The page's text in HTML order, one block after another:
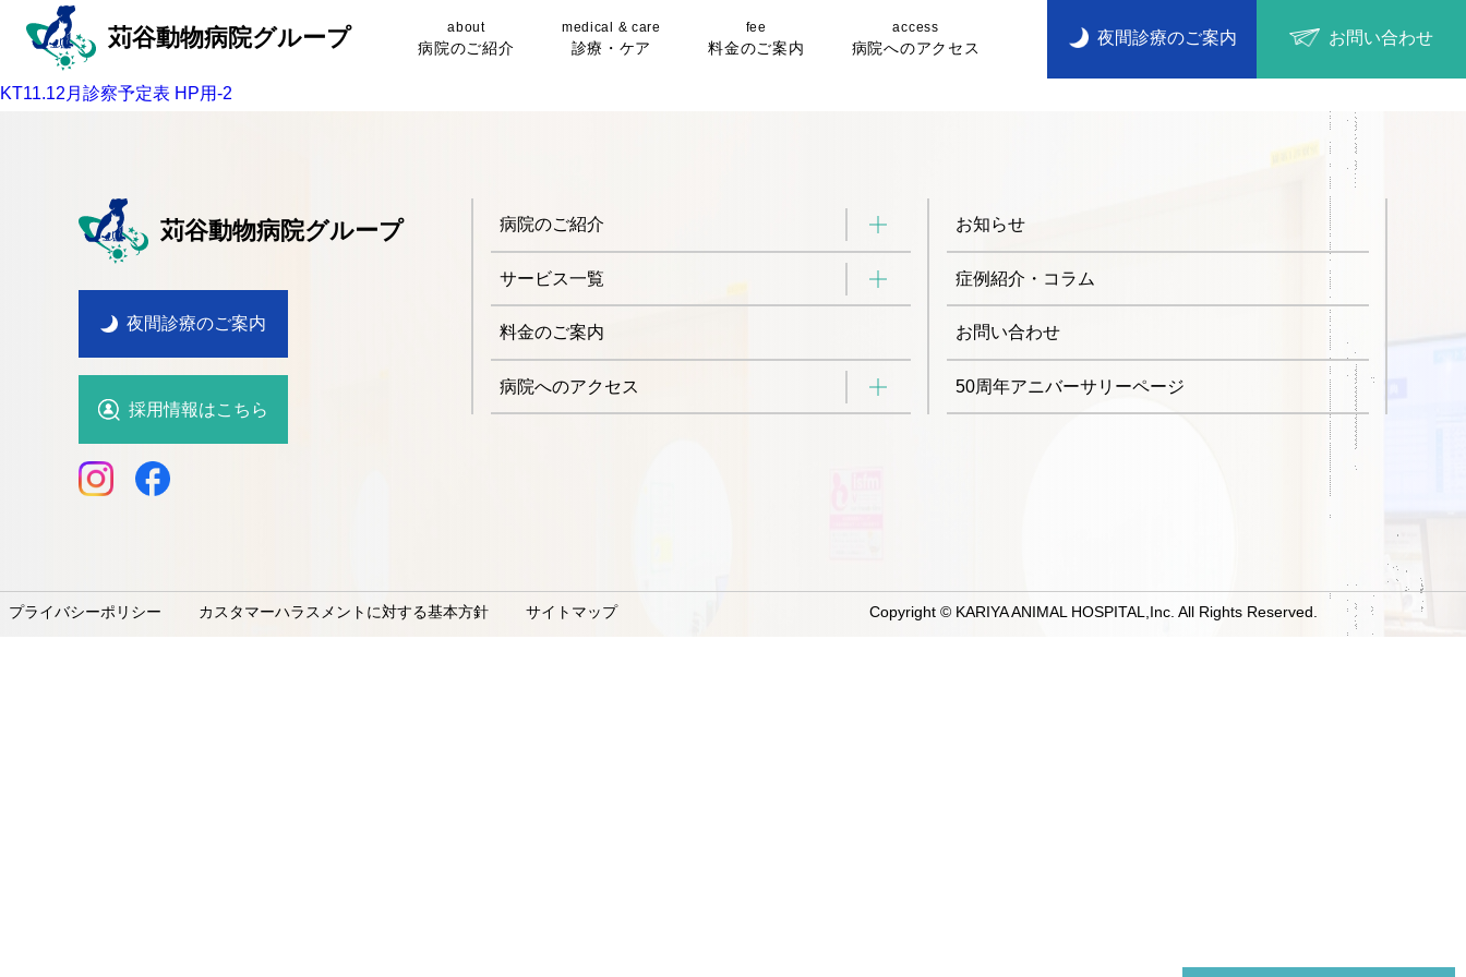
苅谷動物病院グループ about
病院のご紹介
medical & care
診療・ケア
fee
料金のご案内
access
病院へのアクセス
夜間診療のご案内 お問い合わせ
KT11.12月診察予定表 HP用-2
苅谷動物病院グループ
夜間診療のご案内
採用情報はこちら
病院のご紹介
サービス一覧
料金のご案内
病院へのアクセス
お知らせ
症例紹介・コラム
お問い合わせ
50周年アニバーサリーページ
プライバシーポリシー カスタマーハラスメントに対する基本方針 サイトマップ Copyright © KARIYA ANIMAL HOSPITAL,Inc. All Rights Reserved.